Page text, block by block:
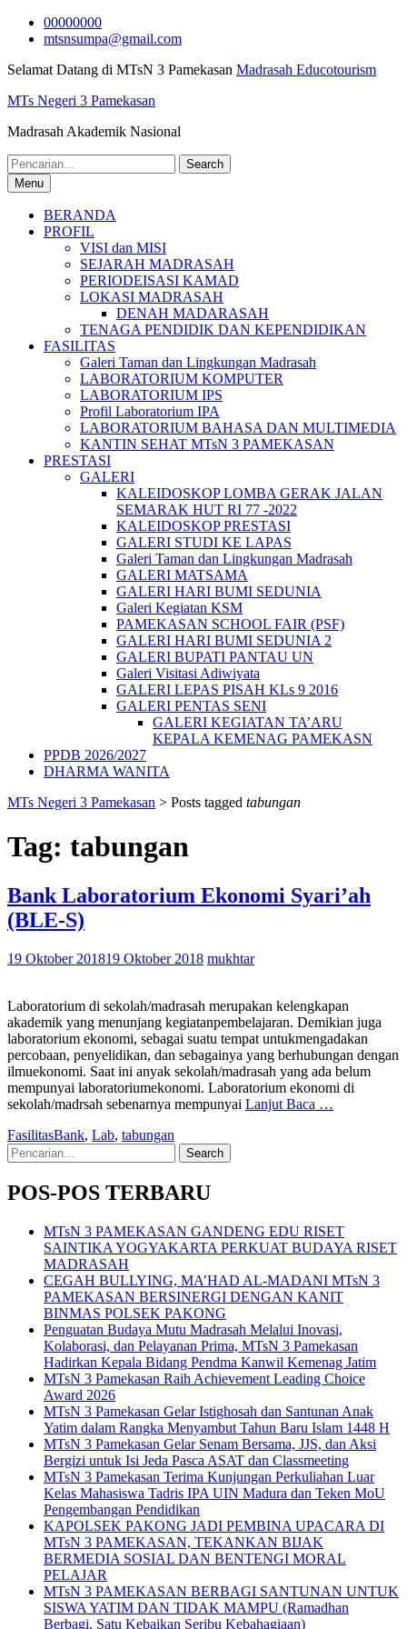
Skip
00000000
mtsnsumpa@gmail.com
Selamat Datang di MTsN 3 Pamekasan Madrasah Educotourism
MTs Negeri 3 Pamekasan
Madrasah Akademik Nasional
Search
for:Menu
BERANDA
PROFIL
VISI dan MISI
SEJARAH MADRASAH
PERIODEISASI KAMAD
LOKASI MADRASAH
DENAH MADARASAH
TENAGA PENDIDIK DAN KEPENDIDIKAN
FASILITAS
Galeri Taman dan Lingkungan Madrasah
LABORATORIUM KOMPUTER
LABORATORIUM IPS
Profil Laboratorium IPA
LABORATORIUM BAHASA DAN MULTIMEDIA
KANTIN SEHAT MTsN 3 PAMEKASAN
PRESTASI
GALERI
KALEIDOSKOP LOMBA GERAK JALAN
SEMARAK HUT RI 77 -2022
KALEIDOSKOP PRESTASI
GALERI STUDI KE LAPAS
Galeri Taman dan Lingkungan Madrasah
GALERI MATSAMA
GALERI HARI BUMI SEDUNIA
Galeri Kegiatan KSM
PAMEKASAN SCHOOL FAIR (PSF)
GALERI HARI BUMI SEDUNIA 2
GALERI BUPATI PANTAU UN
Galeri Visitasi Adiwiyata
GALERI LEPAS PISAH KLs 9 2016
GALERI PENTAS SENI
GALERI KEGIATAN TA’ARU
KEPALA KEMENAG PAMEKASN
PPDB 2026/2027
DHARMA WANITA
MTs Negeri 3 Pamekasan > Posts tagged tabungan
Tag: tabungan
Bank Laboratorium Ekonomi Syari’ah
(BLE-S)
19 Oktober 201819 Oktober 2018 mukhtar
Laboratorium di sekolah/madrasah merupakan kelengkapan
akademik yang menunjang kegiatanpembelajaran. Demikian juga
laboratorium ekonomi, sebagai suatu tempat untukmengadakan
percobaan, penyelidikan, dan sebagainya yang berhubungan dengan
ilmuekonomi. Saat ini anyak sekolah/madrasah yang ada belum
mempunyai laboratoriumekonomi. Laboratorium ekonomi di
sekolah/madrsah sebenarnya mempunyai Lanjut Baca …
FasilitasBank, Lab, tabungan
Search
for:
POS-POS TERBARU
MTsN 3 PAMEKASAN GANDENG EDU RISET
SAINTIKA YOGYAKARTA PERKUAT BUDAYA RISET
MADRASAH
CEGAH BULLYING, MA’HAD AL-MADANI MTsN 3
PAMEKASAN BERSINERGI DENGAN KANIT
BINMAS POLSEK PAKONG
Penguatan Budaya Mutu Madrasah Melalui Inovasi,
Kolaborasi, dan Pelayanan Prima, MTsN 3 Pamekasan
Hadirkan Kepala Bidang Pendma Kanwil Kemenag Jatim
MTsN 3 Pamekasan Raih Achievement Leading Choice
Award 2026
MTsN 3 Pamekasan Gelar Istighosah dan Santunan Anak
Yatim dalam Rangka Menyambut Tahun Baru Islam 1448 H
MTsN 3 Pamekasan Gelar Senam Bersama, JJS, dan Aksi
Bergizi untuk Isi Jeda Pasca ASAT dan Classmeeting
MTsN 3 Pamekasan Terima Kunjungan Perkuliahan Luar
Kelas Mahasiswa Tadris IPA UIN Madura dan Teken MoU
Pengembangan Pendidikan
KAPOLSEK PAKONG JADI PEMBINA UPACARA DI
MTsN 3 PAMEKASAN, TEKANKAN BIJAK
BERMEDIA SOSIAL DAN BENTENGI MORAL
PELAJAR
MTsN 3 PAMEKASAN BERBAGI SANTUNAN UNTUK
SISWA YATIM DAN TIDAK MAMPU (Ramadhan
Berbagi, Satu Kebaikan Seribu Kebahagiaan)